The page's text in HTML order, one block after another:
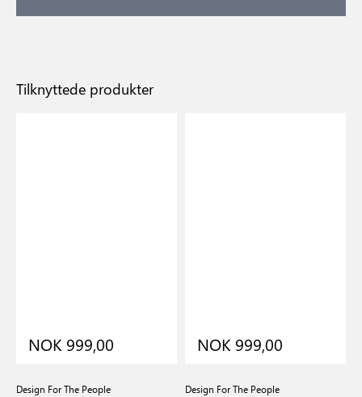
Tilknyttede produkter
NOK 999,00
Design For The People
NOK 999,00
Design For The People